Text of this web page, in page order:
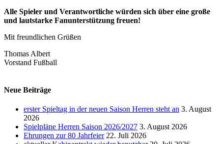
Alle Spieler und Verantwortliche würden sich über eine große
und lautstarke Fanunterstützung freuen!
Mit freundlichen Grüßen
Thomas Albert
Vorstand Fußball
Neue Beiträge
erster Spieltag in der neuen Saison Herren steht an 3. August
2026
Spielpläne Herren Saison 2026/2027 3. August 2026
Ehrungen zur 80 Jahrfeier 22. Juli 2026